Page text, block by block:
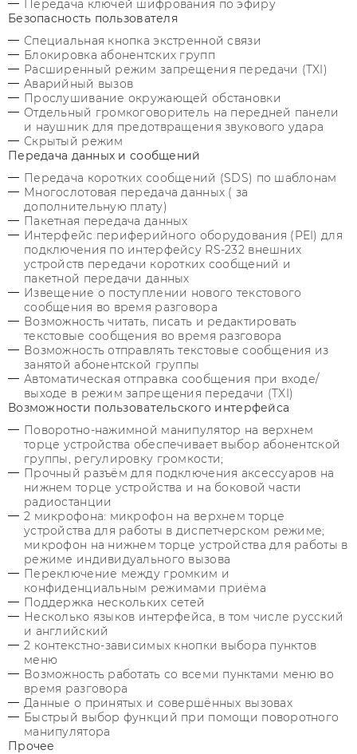
Передача ключей шифрования по эфиру
Безопасность пользователя
Специальная кнопка экстренной связи
Блокировка абонентских групп
Расширенный режим запрещения передачи (TXI)
Аварийный вызов
Прослушивание окружающей обстановки
Отдельный громкоговоритель на передней панели
и наушник для предотвращения звукового удара
Скрытый режим
Передача данных и сообщений
Передача коротких сообщений (SDS) по шаблонам
Многослотовая передача данных ( за
дополнительную плату)
Пакетная передача данных
Интерфейс периферийного оборудования (PEI) для
подключения по интерфейсу RS-232 внешних
устройств передачи коротких сообщений и
пакетной передачи данных
Извещение о поступлении нового текстового
сообщения во время разговора
Возможность читать, писать и редактировать
текстовые сообщения во время разговора
Возможность отправлять текстовые сообщения из
занятой абонентской группы
Автоматическая отправка сообщения при входе/
выходе в режим запрещения передачи (TXI)
Возможности пользовательского интерфейса
Поворотно-нажимной манипулятор на верхнем
торце устройства обеспечивает выбор абонентской
группы, регулировку громкости;
Прочный разъём для подключения аксессуаров на
нижнем торце устройства и на боковой части
радиостанции
2 микрофона: микрофон на верхнем торце
устройства для работы в диспетчерском режиме;
микрофон на нижнем торце устройства для работы в
режиме индивидуального вызова
Переключение между громким и
конфиденциальным режимами приёма
Поддержка нескольких сетей
Несколько языков интерфейса, в том числе русский
и английский
2 контекстно-зависимых кнопки выбора пунктов
меню
Возможность работать со всеми пунктами меню во
время разговора
Данные о принятых и совершённых вызовах
Быстрый выбор функций при помощи поворотного
манипулятора
Прочее